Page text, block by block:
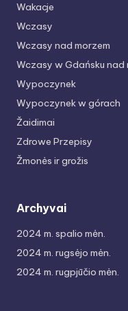
Wakacje
Wczasy
Wczasy nad morzem
Wczasy w Gdańsku nad
Wypoczynek
Wypoczynek w górach
Žaidimai
Zdrowe Przepisy
Žmonės ir grožis
Archyvai
2024 m. spalio mėn.
2024 m. rugsėjo mėn.
2024 m. rugpjūčio mėn.